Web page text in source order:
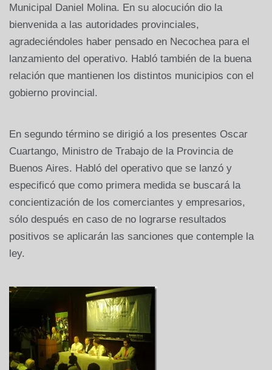
Municipal Daniel Molina. En su alocución dio la
bienvenida a las autoridades provinciales,
agradeciéndoles haber pensado en Necochea para el
lanzamiento del operativo. Habló también de la buena
relación que mantienen los distintos municipios con el
gobierno provincial.
En segundo término se dirigió a los presentes Oscar
Cuartango, Ministro de Trabajo de la Provincia de
Buenos Aires. Habló del operativo que se lanzó y
especificó que como primera medida se buscará la
concientización de los comerciantes y empresarios,
sólo después en caso de no lograrse resultados
positivos se aplicarán las sanciones que contemple la
ley.